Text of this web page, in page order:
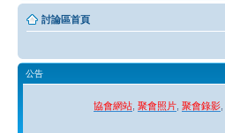
討論區首頁
公告
協會網站 聚會照片 聚會錄影